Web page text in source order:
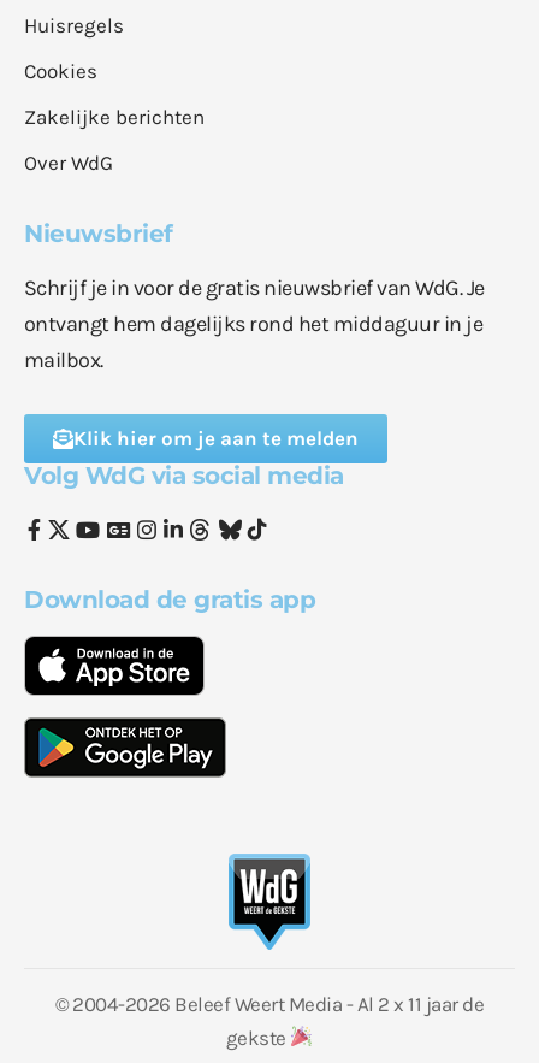
Huisregels
Cookies
Zakelijke berichten
Over WdG
Nieuwsbrief
Schrijf je in voor de gratis nieuwsbrief van WdG. Je
ontvangt hem dagelijks rond het middaguur in je
mailbox.
Klik hier om je aan te melden
Volg WdG via social media
Download de gratis app
© 2004-2026 Beleef Weert Media - Al 2 x 11 jaar de
gekste